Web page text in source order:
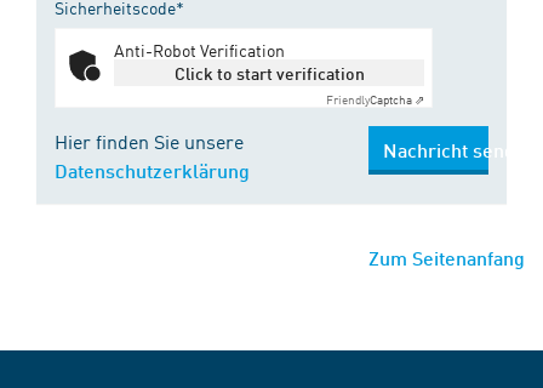
Sicherheitscode*
Anti-Robot Verification
Click to start verification
FriendlyCaptcha ⇗
Hier finden Sie unsere
Datenschutzerklärung
Nachricht senden
Zum Seitenanfang